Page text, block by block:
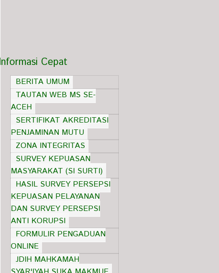
Cepat
BERITA UMUM
TAUTAN WEB MS SE-
ACEH
SERTIFIKAT AKREDITASI
PENJAMINAN MUTU
ZONA INTEGRITAS
SURVEY KEPUASAN
MASYARAKAT (SI SURTI)
HASIL SURVEY PERSEPSI
KEPUASAN PELAYANAN
DAN SURVEY PERSEPSI
ANTI KORUPSI
FORMULIR PENGADUAN
ONLINE
JDIH MAHKAMAH